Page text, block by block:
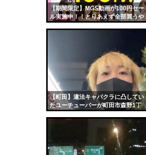
【期間限定】MGS動画が100円セー
ル実施中！！とりあえず全部買うや
【町田】違法キャバクラに凸してい
たユーチューバーが町田市森野1丁